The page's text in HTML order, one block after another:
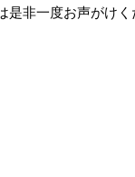
是非一度お声がけく